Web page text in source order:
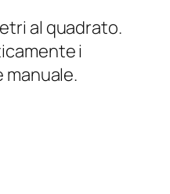
al quadrato.
i